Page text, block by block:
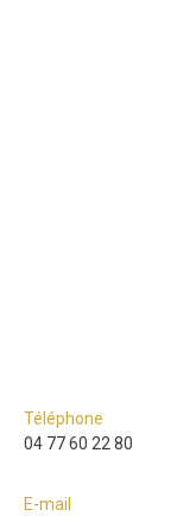
Téléphone
04 77 60 22 80
E-mail